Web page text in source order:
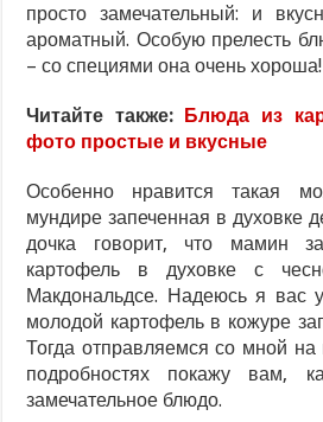
просто замечательный: и
ароматный. Особую прелесть
– со специями она очень хороша!
Читайте также:Блюда из
фото простые и вкусные
Особенно нравится такая
мундире запеченная в духовке
дочка говорит, что мамин
картофель в духовке с
Макдональдсе. Надеюсь я вас
молодой картофель в кожуре
Тогда отправляемся со мной на
подробностях покажу вам,
замечательное блюдо.